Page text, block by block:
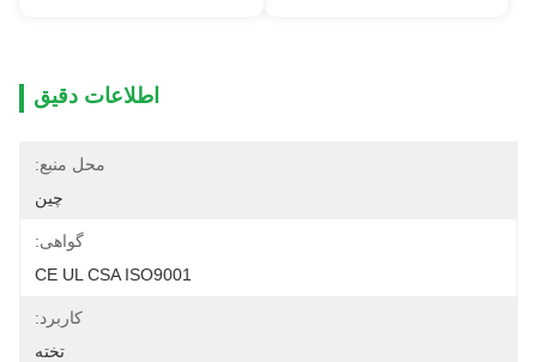
اطلاعات دقیق
محل منبع:
چین
گواهی:
CE UL CSA ISO9001
کاربرد:
تخته